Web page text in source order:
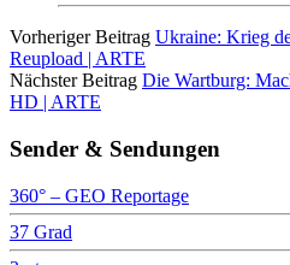
Vorheriger Beitrag Ukraine: Krieg
Reupload | ARTE
Nächster Beitrag Die Wartburg:
HD | ARTE
Sender & Sendungen
360° – GEO Reportage
37 Grad